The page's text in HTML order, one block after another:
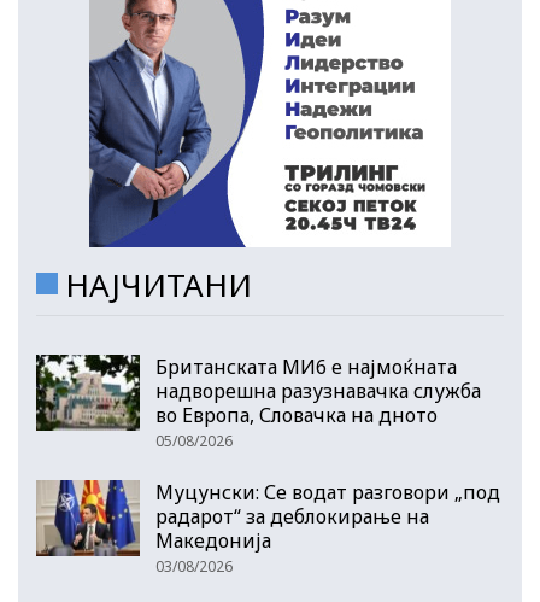
НАЈЧИТАНИ
Британската МИ6 е најмоќната
надворешна разузнавачка служба
во Европа, Словачка на дното
05/08/2026
Муцунски: Се водат разговори „под
радарот“ за деблокирање на
Македонија
03/08/2026